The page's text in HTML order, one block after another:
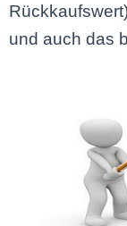
und auch das